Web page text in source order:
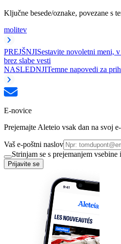
Ključne besede/oznake, povezane s
molitev
PREJŠNJISestavite novoletni meni,
brez slabe vesti
NASLEDNJITemne napovedi za
E-novice
Prejemajte Aleteio vsak dan na svoj
Vaš e-poštni naslov
Strinjam se s prejemanjem vsebine
Prijavite se